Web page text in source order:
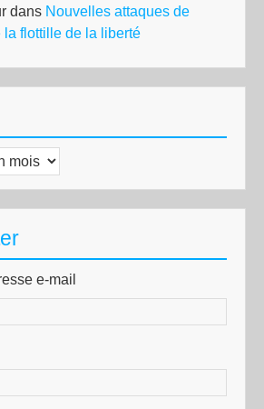
dans Nouvelles attaques de
la flottille de la liberté
e-mail